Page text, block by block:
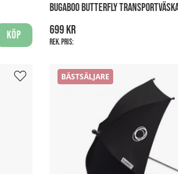
Köp
BUGABOO BUTTERFLY
699 kr
Rek. pris:
BÄSTSÄLJARE